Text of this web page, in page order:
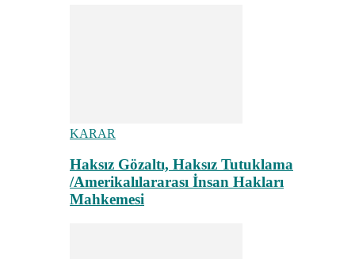
KARAR
Haksız Gözaltı, Haksız Tutuklama
/Amerikalılararası İnsan Hakları
Mahkemesi